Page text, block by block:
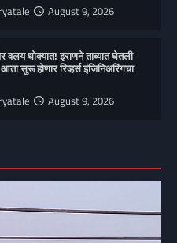
August 9, 2026
वलय धोक्यात! इराणने ताब्यात घेतली
सुरू होणार रिव्हर्स इंजिनिअरिंगचा
August 9, 2026